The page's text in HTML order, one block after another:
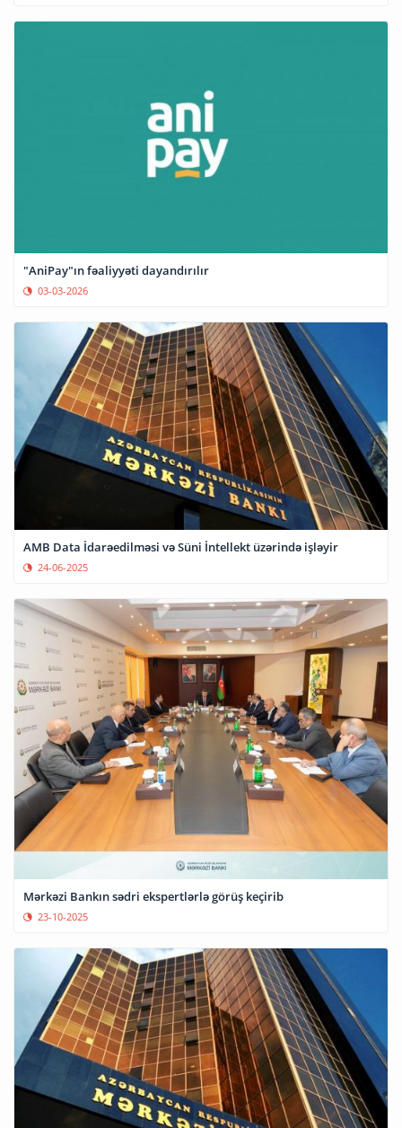
"AniPay"ın fəaliyyəti dayandırılır
03-03-2026
AMB Data İdarəedilməsi və Süni İntellekt üzərində işləyir
24-06-2025
Mərkəzi Bankın sədri ekspertlərlə görüş keçirib
23-10-2025